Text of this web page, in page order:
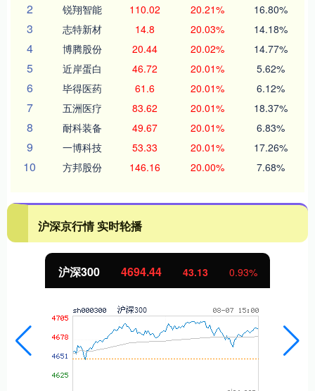
2 锐翔智能 110.02 20.21% 16.80%
3 志特新材 14.8 20.03% 14.18%
4 博腾股份 20.44 20.02% 14.77%
5 近岸蛋白 46.72 20.01% 5.62%
6 毕得医药 61.6 20.01% 6.12%
7 五洲医疗 83.62 20.01% 18.37%
8 耐科装备 49.67 20.01% 6.83%
9 一博科技 53.33 20.01% 17.26%
10 方邦股份 146.16 20.00% 7.68%
沪深京行情 实时轮播
沪深300 4694.44 43.13 0.93%